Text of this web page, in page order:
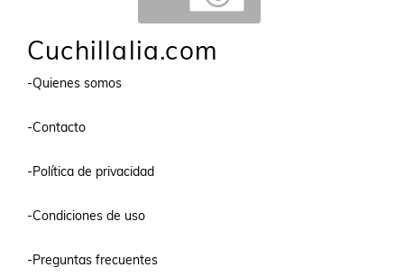
Cuchillalia.com
-Quienes somos
-Contacto
-Política de privacidad
-Condiciones de uso
-Preguntas frecuentes